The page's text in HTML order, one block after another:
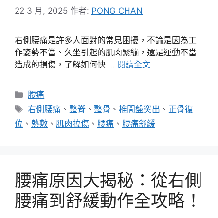
22 3 月, 2025 作者: PONG CHAN
右側腰痛是許多人面對的常見困擾，不論是因為工
作姿勢不當、久坐引起的肌肉緊繃，還是運動不當
造成的損傷，了解如何快 … 閱讀全文
分
類
腰痛
標
籤
右側腰痛 、整脊 、整骨 、椎間盤突出 、 正骨復
位 、 熱敷 、 肌肉拉傷 、 腰痛 、 腰痛舒緩
腰痛原因大揭秘：從右側
腰痛到舒緩動作全攻略！